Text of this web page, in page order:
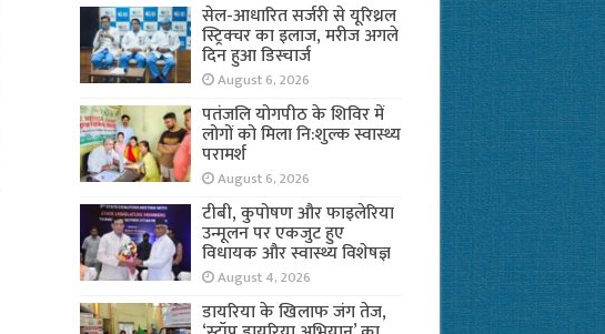
सेल-आधारित सर्जरी से यूरिथ्रल
स्ट्रिक्चर का इलाज, मरीज अगले
दिन हुआ डिस्चार्ज
August 6, 2026
पतंजलि योगपीठ के शिविर में
लोगों को मिला नि:शुल्क स्वास्थ्य
परामर्श
August 6, 2026
टीबी, कुपोषण और फाइलेरिया
उन्मूलन पर एकजुट हुए
विधायक और स्वास्थ्य विशेषज्ञ
August 4, 2026
डायरिया के खिलाफ जंग तेज,